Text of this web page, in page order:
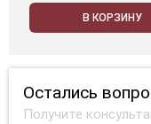
В КОРЗИНУ
Остались
Получите